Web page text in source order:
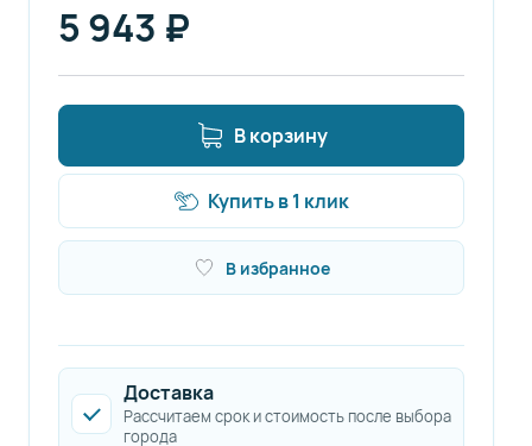
5 943 ₽
В корзину
Купить в 1 клик
В избранное
Доставка
Рассчитаем срок и стоимость после выбора
города